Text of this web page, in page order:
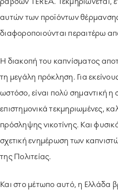
αυτών των προϊόντων
διαφοροποιούνται περαιτέρω
Η διακοπή του καπνίσματος
τη μεγάλη πρόκληση. Για
ωστόσο, είναι πολύ σημαντική η
επιστημονικά τεκμηριωμένες,
πρόσληψης νικοτίνης. Και
σχετική ενημέρωση των
της Πολιτείας.
Και στο μέτωπο αυτό, η Ελλάδα